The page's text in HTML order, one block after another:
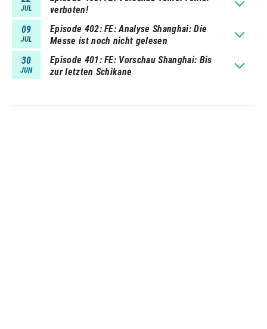
JUL
verboten!
09
JUL
Episode 402 FE: Analyse Shanghai: Die
Messe ist noch nicht gelesen
30
JUN
Episode 401 FE: Vorschau Shanghai: Bis
zur letzten Schikane